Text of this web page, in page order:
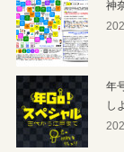
神
年
し